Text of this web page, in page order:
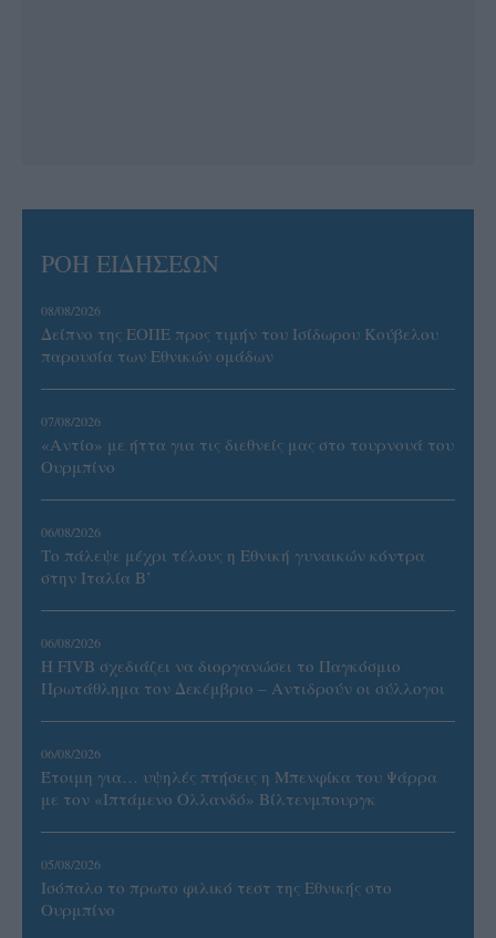
ΡΟΗ ΕΙΔΗΣΕΩΝ
08/08/2026
Δείπνο της ΕΟΠΕ προς τιμήν του Ισίδωρου Κούβελου
παρουσία των Εθνικών ομάδων
07/08/2026
«Αντίο» με ήττα για τις διεθνείς μας στο τουρνουά του
Ουρμπίνο
06/08/2026
Το πάλεψε μέχρι τέλους η Εθνική γυναικών κόντρα
στην Ιταλία Β’
06/08/2026
Η FIVB σχεδιάζει να διοργανώσει το Παγκόσμιο
Πρωτάθλημα τον Δεκέμβριο – Αντιδρούν οι σύλλογοι
06/08/2026
Έτοιμη για… υψηλές πτήσεις η Μπενφίκα του Ψάρρα
με τον «Ιπτάμενο Ολλανδό» Βίλτενμπουργκ
05/08/2026
Ισόπαλο το πρωτο φιλικό τεστ της Εθνικής στο
Ουρμπίνο